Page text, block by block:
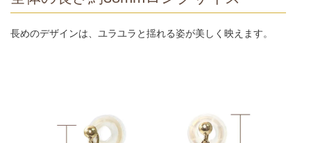
長めのデザインは、ユラユラと揺れる姿が美しく映えます。